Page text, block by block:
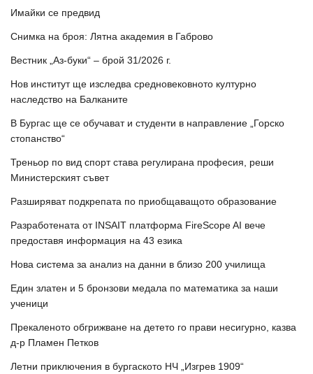
Имайки се предвид
Снимка на броя: Лятна академия в Габрово
Вестник „Аз-буки“ – брой 31/2026 г.
Нов институт ще изследва средновековното културно
наследство на Балканите
В Бургас ще се обучават и студенти в направление „Горско
стопанство“
Треньор по вид спорт става регулирана професия, реши
Министерският съвет
Разширяват подкрепата по приобщаващото образование
Разработената от INSAIT платформа FireScope AI вече
предоставя информация на 43 езика
Нова система за анализ на данни в близо 200 училища
Един златен и 5 бронзови медала по математика за наши
ученици
Прекаленото обгрижване на детето го прави несигурно, казва
д-р Пламен Петков
Летни приключения в бургаското НЧ „Изгрев 1909“